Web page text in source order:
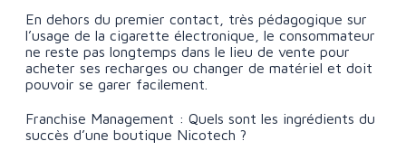
En dehors du premier contact, très pédagogique sur
l’usage de la cigarette électronique, le consommateur
ne reste pas longtemps dans le lieu de vente pour
acheter ses recharges ou changer de matériel et doit
pouvoir se garer facilement.
Franchise Management : Quels sont les ingrédients du
succès d’une boutique Nicotech ?